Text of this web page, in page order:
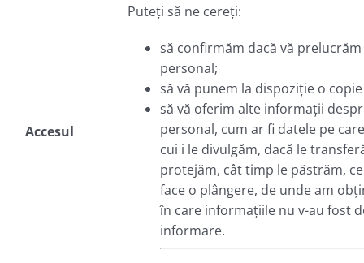
Accesul
Puteți să ne cereți:
să confirmăm dacă vă
personal;
să vă punem la dispoziție o
să vă oferim alte informații
personal, cum ar fi datele pe
cui i le divulgăm, dacă le
protejăm, cât timp le păstrăm,
face o plângere, de unde am
în care informațiile nu v-au fost
informare.